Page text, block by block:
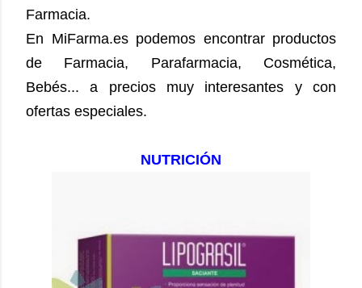
Farmacia.
En MiFarma.es podemos encontrar productos
de Farmacia, Parafarmacia, Cosmética,
Bebés... a precios muy interesantes y con
ofertas especiales.
NUTRICIÓN